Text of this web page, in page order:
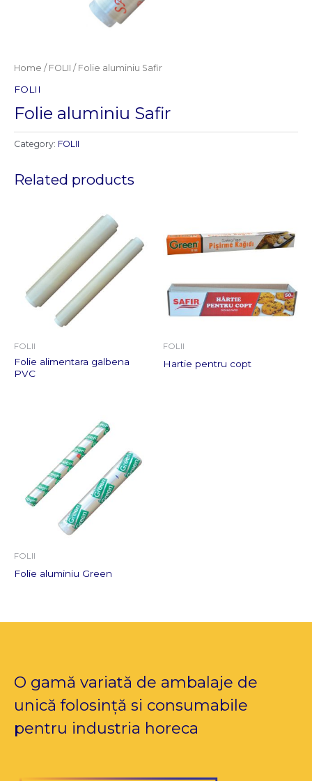
Home / FOLII / Folie aluminiu Safir
FOLII
Folie aluminiu Safir
Category: FOLII
Related products
FOLII
Folie alimentara galbena
PVC
FOLII
Hartie pentru copt
FOLII
Folie aluminiu Green
O gamă variată de ambalaje de
unică folosință si consumabile
pentru industria horeca